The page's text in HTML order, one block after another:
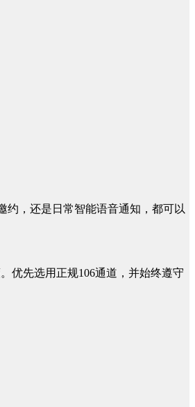
，还是日常智能语音通知，都可以
优先选用正规106通道，并始终遵守